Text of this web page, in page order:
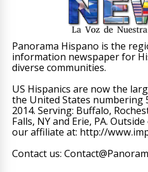
Panorama Hispano is the
information newspaper for
diverse communities.
US Hispanics are now the
the United States numbering
2014. Serving: Buffalo,
Falls, NY and Erie, PA.
our affiliate at: http://
Contact us: